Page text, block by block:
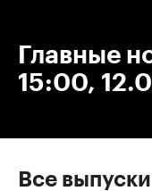
Главные
15:00,
Все